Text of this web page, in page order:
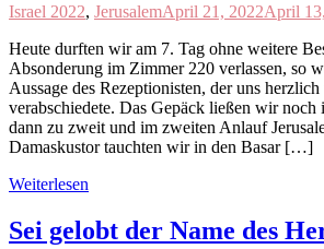
Israel 2022, JerusalemApril 21, 2022April
Heute durften wir am 7. Tag ohne weitere
Absonderung im Zimmer 220 verlassen, so
Aussage des Rezeptionisten, der uns
verabschiedete. Das Gepäck ließen wir noch
dann zu zweit und im zweiten Anlauf
Damaskustor tauchten wir in den Basar […]
Weiterlesen
Sei gelobt der Name des